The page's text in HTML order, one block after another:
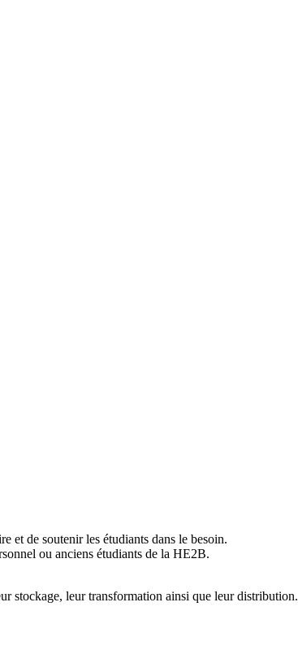
et de soutenir les étudiants dans le besoin.
ou anciens étudiants de la HE2B.
stockage, leur transformation ainsi que leur distribution.